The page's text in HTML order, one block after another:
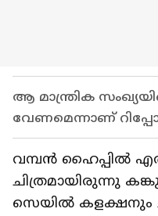
ആ മാന്ത്രിക
വേണമെന്നാണ്
വമ്പൻ ഹൈപ്പില്‍
ചിത്രമായിരുന്നു
സെയില്‍ കളക്ഷനും